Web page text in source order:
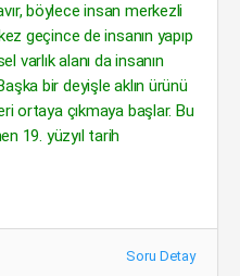
böylece insan merkezli
geçince de insanın yapıp
varlık alanı da insanın
bir deyişle aklın ürünü
ortaya çıkmaya başlar. Bu
19. yüzyıl tarih
Soru Detay